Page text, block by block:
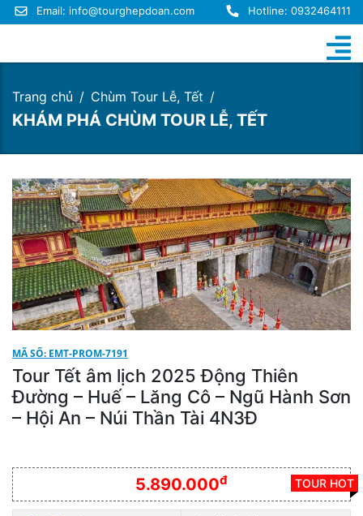
Email: info@tourghepdoan.com Hotline: 0932464111
Trang chủ Chùm Tour Lễ, Tết
KHÁM PHÁ CHÙM TOUR LỄ, TẾT
MÃ SỐ: EMT-PROM-7191
Tour Tết âm lịch 2025 Động Thiên
Đường – Huế – Lăng Cô – Ngũ Hành Sơn
– Hội An – Núi Thần Tài 4N3Đ
5.890.000đ TOUR HOT